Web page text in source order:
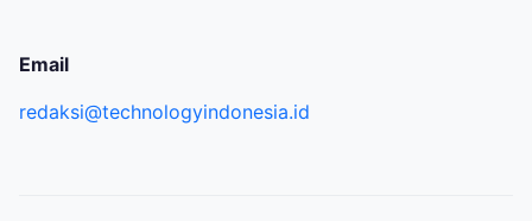
Email
redaksi@technologyindonesia.id